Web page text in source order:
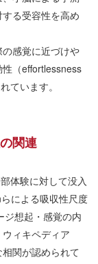
る受容性を高め
感覚に近づけや
（effortlessness
ています。
関連
体験に対して没入
らによる吸収性尺度
ジ想起・感覚の内
ウィキペディア
関が認められて